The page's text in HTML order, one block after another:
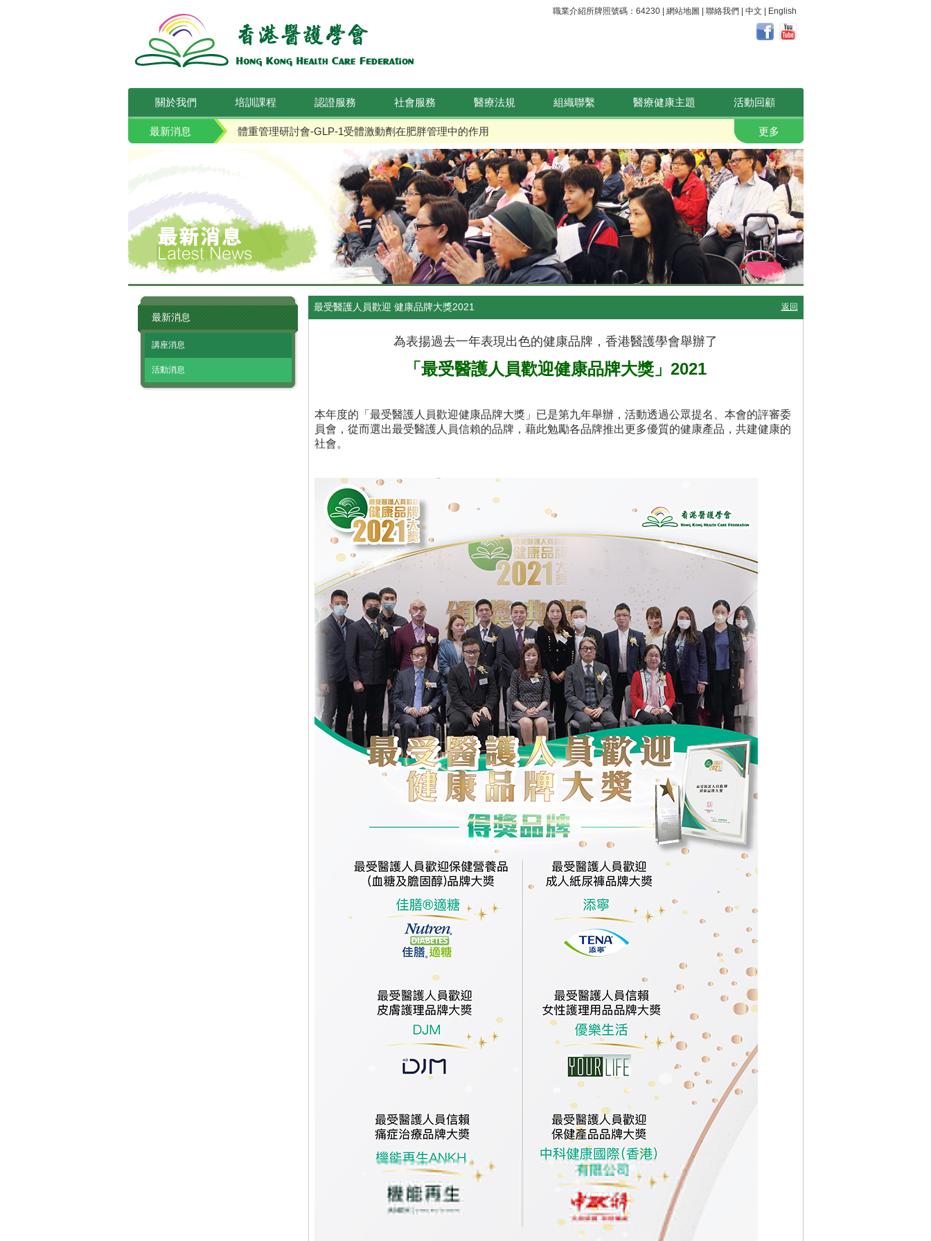
職業介紹所牌照號碼：64230 | 網站地圖 聯絡我們 中文 English
關於我們 培訓課程 認證服務 社會服務 醫療法規 組織聯繫 醫療健康主題 活動回顧
最新消息 體重管理研討會-GLP-1受體激動劑在肥胖管理中的作用 前列清 免費試用
更多
最新消息
講座消息
活動消息
最受醫護人員歡迎 健康品牌大獎2021 返回
為表揚過去一年表現出色的健康品牌，香港醫護學會舉辦了
「最受醫護人員歡迎健康品牌大獎」2021
本年度的「最受醫護人員歡迎健康品牌大獎」已是第九年舉辦，活動透過公眾提名、本會的評審委
員會，從而選出最受醫護人員信賴的品牌，藉此勉勵各品牌推出更多優質的健康產品，共建健康的
社會。